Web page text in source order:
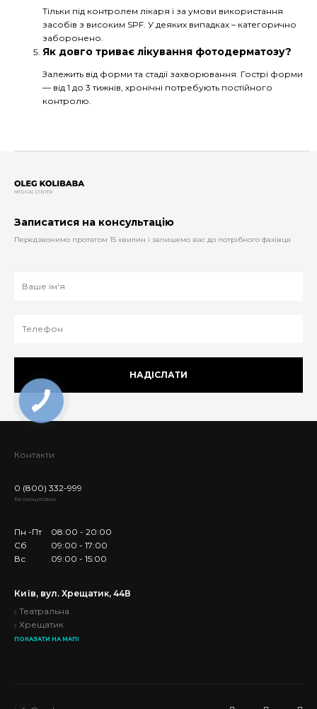
Тільки під контролем лікаря і за умови використання
засобів з високим SPF. У деяких випадках – категорично
заборонено.
Як довго триває лікування фотодерматозу?
Залежить від форми та стадії захворювання. Гострі форми
— від 1 до 3 тижнів, хронічні потребують постійного
контролю.
Записатися на консультацію
Передзвонимо протягом 15 хвилин і запишемо вас до потрібного фахівця
НАДІСЛАТИ
Контакти
0 (800) 332-999
Безкоштовно
Пн -Пт
08:00 - 20:00
Сб
09:00 - 17:00
Вс
09:00 - 15:00
Київ, вул. Хрещатик, 44В
Театральна
Хрещатик
ПОКАЗАТИ НА МАПІ